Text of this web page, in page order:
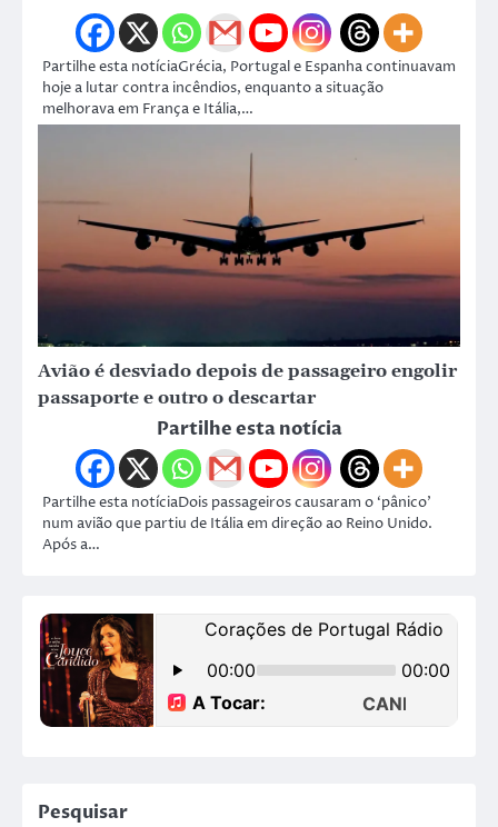
Partilhe esta notíciaGrécia, Portugal e Espanha continuavam
hoje a lutar contra incêndios, enquanto a situação
melhorava em França e Itália,…
Avião é desviado depois de passageiro engolir
passaporte e outro o descartar
Partilhe esta notícia
Partilhe esta notíciaDois passageiros causaram o ‘pânico’
num avião que partiu de Itália em direção ao Reino Unido.
Após a…
Pesquisar